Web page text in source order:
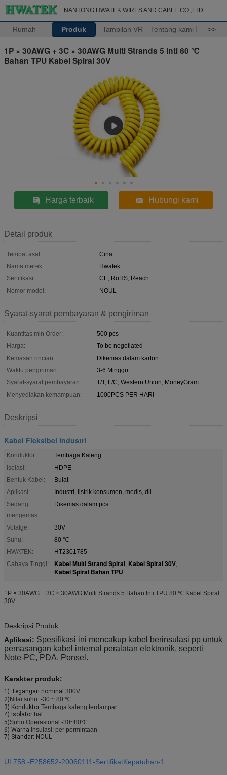
NANTONG HWATEK WIRES AND CABLE CO.,LTD.
Rumah Produk Tampilan VR Tentang kami >>
1P × 30AWG + 3C × 30AWG Multi Strands 5 Inti 80 ℃
Bahan TPU Kabel Spiral 30V
Harga terbaik Hubungi kami
Detail produk
Tempat asal:
Cina
Nama merek:
Hwatek
Sertifikasi:
CE, RoHS, Reach
Nomor model:
NOUL
Syarat-syarat pembayaran & pengiriman
Kuantitas min Order:
500 pcs
Harga:
To be negotiated
Kemasan rincian:
Dikemas dalam karton
Waktu pengiriman:
3-6 Minggu
Syarat-syarat pembayaran:
T/T, L/C, Western Union, MoneyGram
Menyediakan kemampuan:
1000PCS PER HARI
Deskripsi
Kabel Fleksibel Industri
Konduktor:
Tembaga Kaleng
Isolasi:
HDPE
Bentuk Kabel:
Bulat
Aplikasi:
Industri, listrik konsumen, medis, dll
Sedang
mengemas:
Dikemas dalam pcs
Volatge:
30V
Suhu:
80 ℃
HWATEK:
HT2301785
Cahaya Tinggi:
Kabel Multi Strand Spiral, Kabel Spiral 30V,
Kabel Spiral Bahan TPU
1P × 30AWG + 3C × 30AWG Multi Strands 5 Bahan Inti TPU 80 ℃ Kabel Spiral
30V
Deskripsi Produk
Aplikasi: Spesifikasi ini mencakup kabel berinsulasi pp untuk
pemasangan kabel internal peralatan elektronik, seperti
Note-PC, PDA, Ponsel.
Karakter produk:
1) Tegangan nominal:300V
2)Nilai suhu: -30 ~ 80 ℃
3) Konduktor:Tembaga kaleng terdampar
4) Isolator:hal
5)Suhu Operasional:-30~80℃
6) Warna:Insulasi: per permintaan
7) Standar: NOUL
UL758 -E258652-20060111-SertifikatKepatuhan-1....